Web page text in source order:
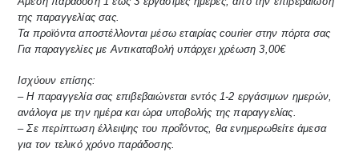
της παραγγελίας σας.
Τα προϊόντα αποστέλλονται μέσω εταιρίας courier στην πόρτα σας
Για παραγγελίες με Αντικαταβολή υπάρχει χρέωση 3,00€
Ισχύουν επίσης:
– Η παραγγελία σας επιβεβαιώνεται εντός 1-2 εργάσιμων ημερών,
ανάλογα με την ημέρα και ώρα υποβολής της παραγγελίας.
– Σε περίπτωση έλλειψης του προΐόντος, θα ενημερωθείτε άμεσα
για τον τελικό χρόνο παράδοσης.